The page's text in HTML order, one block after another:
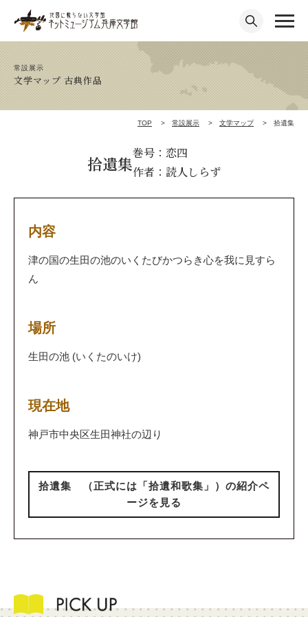
常設展示
文学マップ 古典作品
TOP 常設展示 文学マップ 拾遺集
拾遺集
巻号：恋四
作者：読人しらず
内容
津の国の生田の池のいくたびかつらき心を我に見すら
ん
場所
生田の池 (いくたのいけ)
現在地
神戸市中央区生田神社の辺り
拾遺集 （正式には「拾遺和歌集」）の紹介ペ
ージを見る